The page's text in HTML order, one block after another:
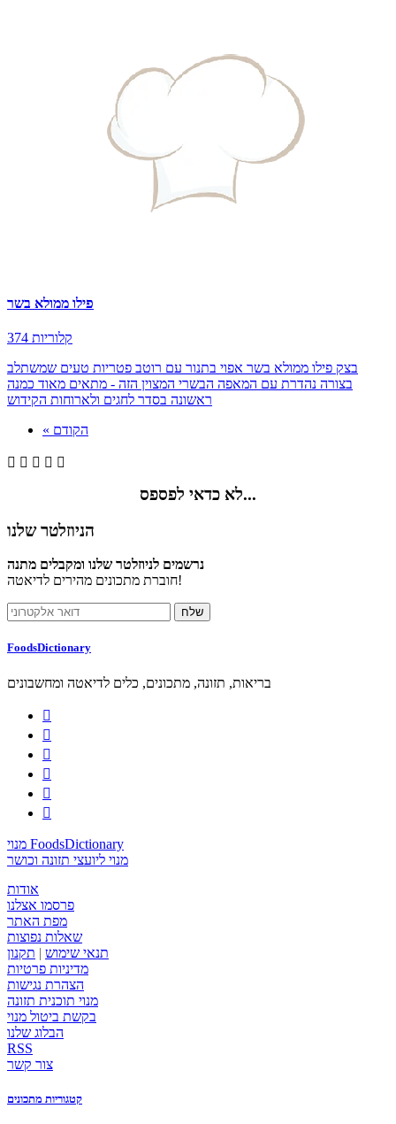
פילו ממולא בשר
374 קלוריות
בצק פילו ממולא בשר אפוי בתנור עם רוטב פטריות טעים שמשתלב
בצורה נהדרת עם המאפה הבשרי המצוין הזה - מתאים מאוד כמנה
ראשונה בסדר לחגים ולארוחות הקידוש
« הקודם
    
לא כדאי לפספס...
הניוזלטר שלנו
נרשמים לניוזלטר שלנו ומקבלים מתנה
חוברת מתכונים מהירים לדיאטה!
FoodsDictionary
בריאות, תזונה, מתכונים, כלים לדיאטה ומחשבונים






מנוי FoodsDictionary
מנוי ליועצי תזונה וכושר
אודות
פרסמו אצלנו
מפת האתר
שאלות נפוצות
תנאי שימוש | תקנון
מדיניות פרטיות
הצהרת נגישות
מנוי תוכנית תזונה
בקשת ביטול מנוי
הבלוג שלנו
RSS
צור קשר
קטגוריות מתכונים